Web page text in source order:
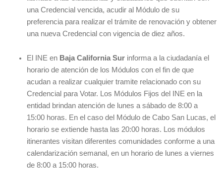
una Credencial vencida, acudir al Módulo de su
preferencia para realizar el trámite de renovación y obtener
una nueva Credencial con vigencia de diez años.
El INE en Baja California Surinforma a la ciudadanía el
horario de atención de los Módulos con el fin de que
acudan a realizar cualquier tramite relacionado con su
Credencial para Votar. Los Módulos Fijos del INE en la
entidad brindan atención de lunes a sábado de 8:00 a
15:00 horas. En el caso del Módulo de Cabo San Lucas, el
horario se extiende hasta las 20:00 horas. Los módulos
itinerantes visitan diferentes comunidades conforme a una
calendarización semanal, en un horario de lunes a viernes
de 8:00 a 15:00 horas.